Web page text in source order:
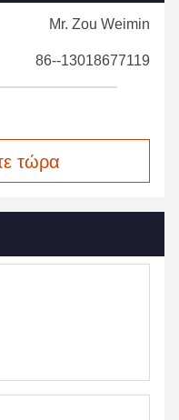
Mr. Zou Weimin
86--13018677119
τώρα